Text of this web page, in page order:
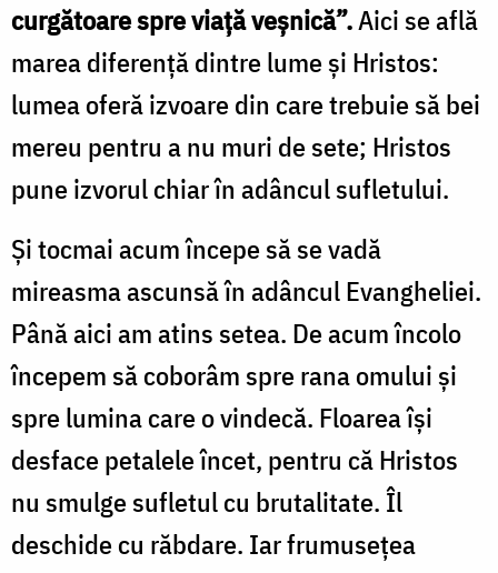
curgătoare spre viață veșnică”.Aici se află
marea diferență dintre lume și Hristos:
lumea oferă izvoare din care trebuie să bei
mereu pentru a nu muri de sete; Hristos
pune izvorul chiar în adâncul sufletului.
Și tocmai acum începe să se vadă
mireasma ascunsă în adâncul Evangheliei.
Până aici am atins setea. De acum încolo
începem să coborâm spre rana omului și
spre lumina care o vindecă. Floarea își
desface petalele încet, pentru că Hristos
nu smulge sufletul cu brutalitate. Îl
deschide cu răbdare. Iar frumusețea